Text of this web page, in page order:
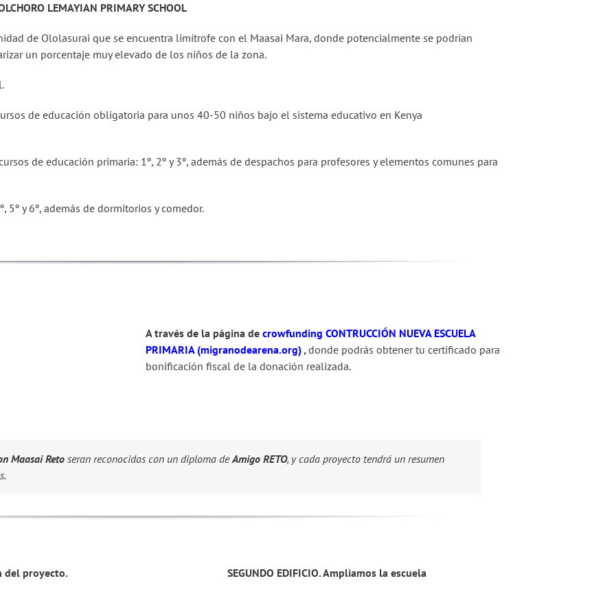
LEMAYIAN PRIMARY SCHOOL
de Ololasurai que se encuentra limítrofe con el Maasai Mara, donde potencialmente se podrían
un porcentaje muy elevado de los niños de la zona.
de educación obligatoria para unos 40-50 niños bajo el sistema educativo en Kenya
de educación primaria: 1º, 2º y 3º, además de despachos para profesores y elementos comunes para
5º y 6º, además de dormitorios y comedor.
A través de la página decrowfunding CONTRUCCIÓN NUEVA ESCUELA
PRIMARIA (migranodearena.org), donde podrás obtener tu certificado para
bonificación fiscal de la donación realizada.
Maasai Retoseran reconocidas con un diploma deAmigo RETO, y cada proyecto tendrá un resumen
del proyecto. SEGUNDO EDIFICIO. Ampliamos la escuela